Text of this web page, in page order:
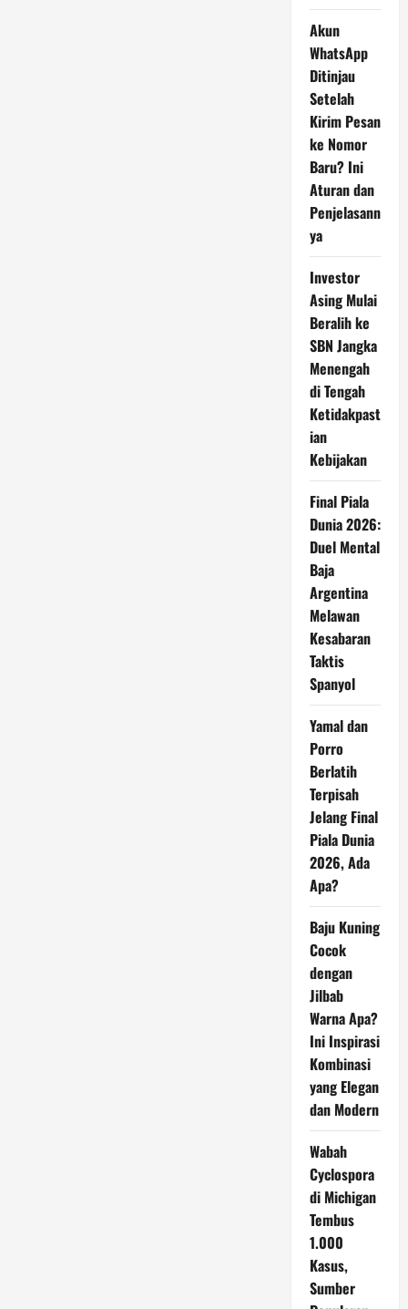
Akun
WhatsApp
Ditinjau
Setelah
Kirim Pesan
ke Nomor
Baru? Ini
Aturan dan
Penjelasann
ya
Investor
Asing Mulai
Beralih ke
SBN Jangka
Menengah
di Tengah
Ketidakpast
ian
Kebijakan
Final Piala
Dunia 2026:
Duel Mental
Baja
Argentina
Melawan
Kesabaran
Taktis
Spanyol
Yamal dan
Porro
Berlatih
Terpisah
Jelang Final
Piala Dunia
2026, Ada
Apa?
Baju Kuning
Cocok
dengan
Jilbab
Warna Apa?
Ini Inspirasi
Kombinasi
yang Elegan
dan Modern
Wabah
Cyclospora
di Michigan
Tembus
1.000
Kasus,
Sumber